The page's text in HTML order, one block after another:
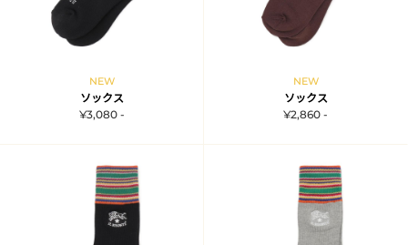
NEW
ソックス
¥3,080 -
NEW
ソックス
¥2,860 -